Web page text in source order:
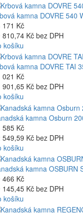
kamna DOVRE 540
171 Kč
810,74 Kč bez DPH
košíku
kamna DOVRE TAI
021 Kč
901,65 Kč bez DPH
košíku
kamna Osburn
585 Kč
549,59 Kč bez DPH
košíku
kamna OSBURN
466 Kč
145,45 Kč bez DPH
košíku